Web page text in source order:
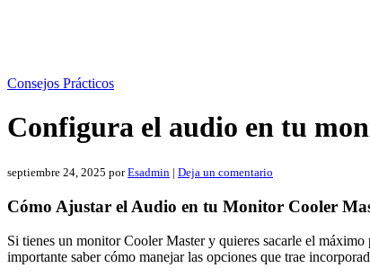
Consejos Prácticos
Configura el audio en tu
septiembre 24, 2025 porEsadmin | Deja un comentario
Cómo Ajustar el Audio en tu Monitor Cooler
Si tienes un monitor Cooler Master y quieres sacarle el
importante saber cómo manejar las opciones que trae